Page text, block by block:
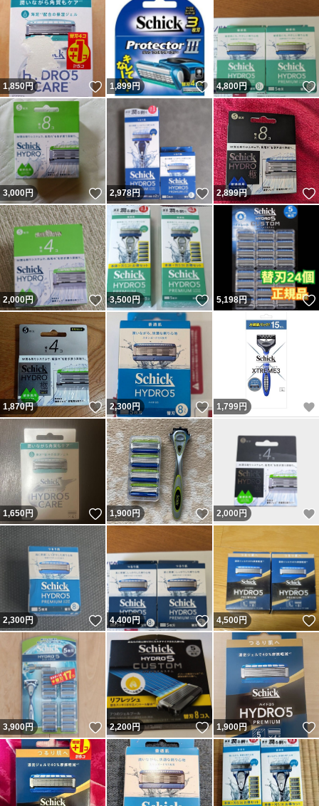
1,850円 いいね！
1,899円 いいね！
4,800円
3,000円 いいね！
2,978円 いいね！
2,899円
2,000円 いいね！
3,500円 いいね！
5,198円
1,870円 いいね！
2,300円 いいね！
1,799円
1,650円 いいね！
1,900円 いいね！
2,000 円
2,300円 いいね！
4,400円 いいね！
4,500円
3,900円 いいね！
2,200円 いいね！
1,900円